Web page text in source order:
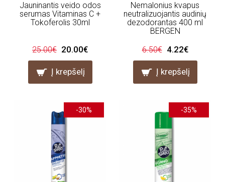
Jauninantis veido odos
serumas Vitaminas C +
Tokoferolis 30ml
25.00€ 20.00€
Į krepšelį
Nemalonius kvapus
neutralizuojantis audinių
dezodorantas 400 ml
BERGEN
6.50€ 4.22€
Į krepšelį
-30% -35%